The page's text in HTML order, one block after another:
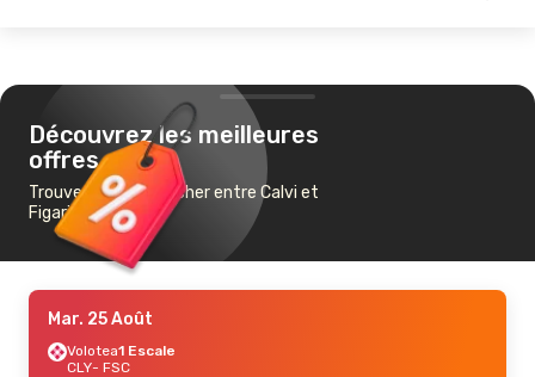
Découvrez les meilleures
offres
Trouvez un vol pas cher entre Calvi et
Figari
Mar. 25 Août
Volotea1 Escale
CLY- FSC